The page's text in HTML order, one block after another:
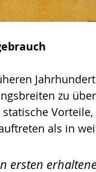
zu
als in
ersten